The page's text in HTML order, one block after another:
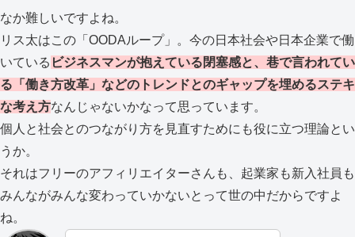
なか難しいですよね。
リス太はこの「OODAループ」。今の日本社会や日本企業で働
いている ビジネスマンが抱えている閉塞感と、巷で言われてい
る「働き方改革」などのトレンドとのギャップを埋めるステキ
な考え方なんじゃないかなって思っています。
個人と社会とのつながり方を見直すためにも役に立つ理論とい
うか。
それはフリーのアフィリエイターさんも、起業家も新入社員も
みんながみんな変わっていかないとって世の中だからですよ
ね。